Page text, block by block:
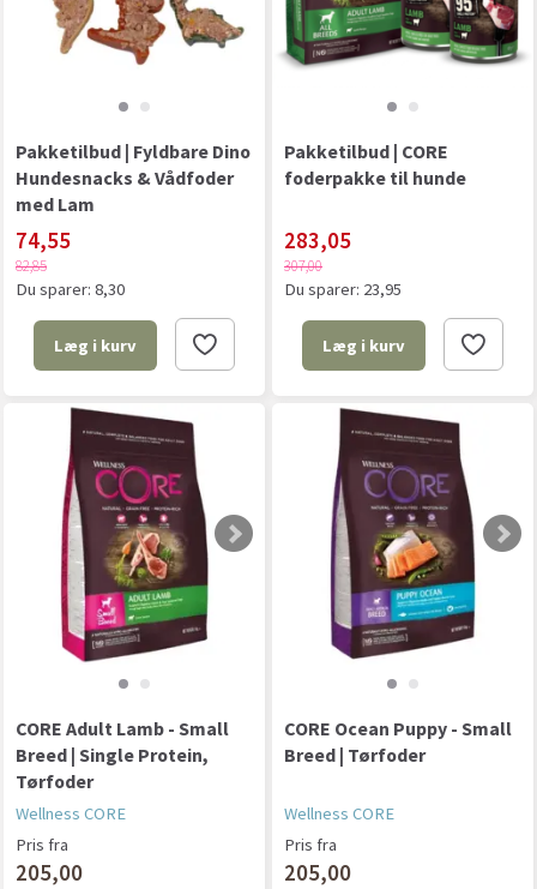
Pakketilbud | Fyldbare Dino
Hundesnacks & Vådfoder
med Lam
74,55
82,85
Du sparer: 8,30
Læg i kurv
Pakketilbud | CORE
foderpakke til hunde
283,05
307,00
Du sparer: 23,95
Læg i kurv
CORE Adult Lamb - Small
Breed | Single Protein,
Tørfoder
Wellness CORE
Pris fra
205,00
CORE Ocean Puppy - Small
Breed | Tørfoder
Wellness CORE
Pris fra
205,00